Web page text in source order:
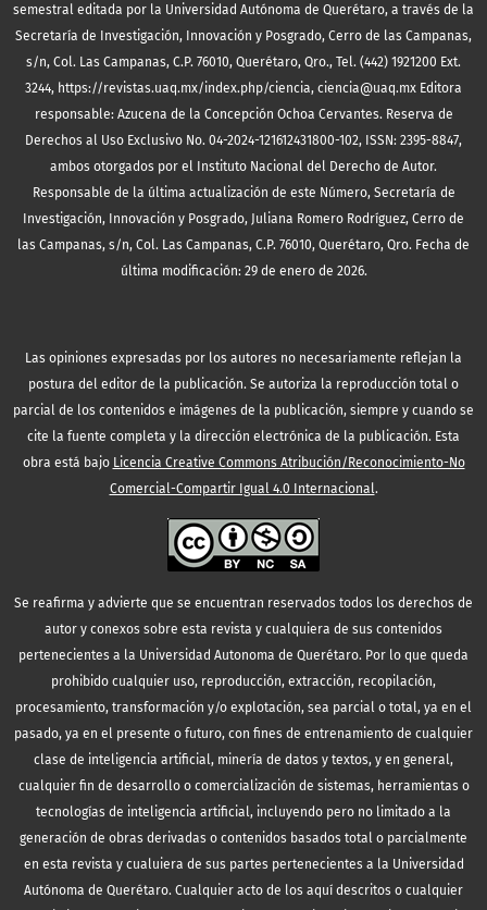
semestral editada por la Universidad Autónoma de Querétaro, a través de la
Secretaría de Investigación, Innovación y Posgrado, Cerro de las Campanas,
s/n, Col. Las Campanas, C.P. 76010, Querétaro, Qro., Tel. (442) 1921200 Ext.
3244, https://revistas.uaq.mx/index.php/ciencia, ciencia@uaq.mx Editora
responsable: Azucena de la Concepción Ochoa Cervantes. Reserva de
Derechos al Uso Exclusivo No. 04-2024-121612431800-102, ISSN: 2395-8847,
ambos otorgados por el Instituto Nacional del Derecho de Autor.
Responsable de la última actualización de este Número, Secretaría de
Investigación, Innovación y Posgrado, Juliana Romero Rodríguez, Cerro de
las Campanas, s/n, Col. Las Campanas, C.P. 76010, Querétaro, Qro. Fecha de
última modificación: 29 de enero de 2026.
Las opiniones expresadas por los autores no necesariamente reflejan la
postura del editor de la publicación. Se autoriza la reproducción total o
parcial de los contenidos e imágenes de la publicación, siempre y cuando se
cite la fuente completa y la dirección electrónica de la publicación. Esta
obra está bajo Licencia Creative Commons Atribución/Reconocimiento-No
Comercial-Compartir Igual 4.0 Internacional.
Se reafirma y advierte que se encuentran reservados todos los derechos de
autor y conexos sobre esta revista y cualquiera de sus contenidos
pertenecientes a la Universidad Autonoma de Querétaro. Por lo que queda
prohibido cualquier uso, reproducción, extracción, recopilación,
procesamiento, transformación y/o explotación, sea parcial o total, ya en el
pasado, ya en el presente o futuro, con fines de entrenamiento de cualquier
clase de inteligencia artificial, minería de datos y textos, y en general,
cualquier fin de desarrollo o comercialización de sistemas, herramientas o
tecnologías de inteligencia artificial, incluyendo pero no limitado a la
generación de obras derivadas o contenidos basados total o parcialmente
en esta revista y cualuiera de sus partes pertenecientes a la Universidad
Autónoma de Querétaro. Cualquier acto de los aquí descritos o cualquier